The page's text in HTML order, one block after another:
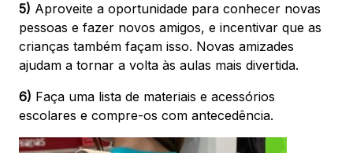
5) Aproveite a oportunidade para conhecer novas
pessoas e fazer novos amigos, e incentivar que as
crianças também façam isso. Novas amizades
ajudam a tornar a volta às aulas mais divertida.
6) Faça uma lista de materiais e acessórios
escolares e compre-os com antecedência.